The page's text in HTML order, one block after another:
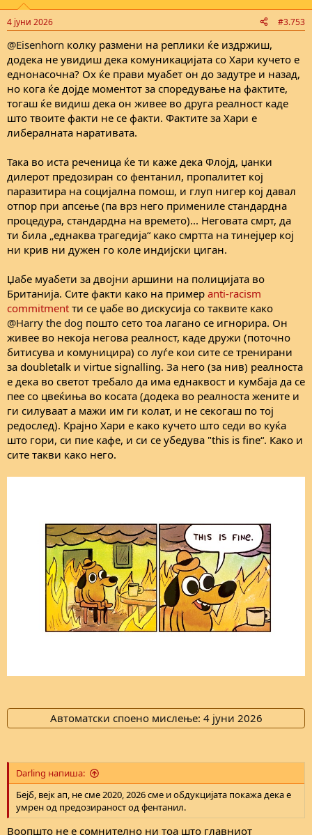
n
s
4 јуни 2026 #3.753
@Eisenhorn колку размени на реплики ќе издржиш,
додека не увидиш дека комуникацијата со Хари кучето е
еднонасочна? Ох ќе прави муабет он до задутре и назад,
но кога ќе дојде моментот за споредување на фактите,
тогаш ќе видиш дека он живее во друга реалност каде
што твоите факти не се факти. Фактите за Хари е
либералната наративата.
Така во иста реченица ќе ти каже дека Флојд, џанки
дилерот предозиран со фентанил, пропалитет кој
паразитира на социјална помош, и глуп нигер кој давал
отпор при апсење (па врз него примениле стандардна
процедура, стандардна на времето)... Неговата смрт, да
ти била „еднаква трагедија“ како смртта на тинејџер кој
ни крив ни дужен го коле индијски циган.
Џабе муабети за двојни аршини на полицијата во
Британија. Сите факти како на пример anti-racism
commitment ти се џабе во дискусија со таквите како
@Harry the dog пошто сето тоа лагано се игнорира. Он
живее во некоја негова реалност, каде дружи (поточно
битисува и комуницира) со луѓе кои сите се тренирани
за doubletalk и virtue signalling. За него (за нив) реалноста
е дека во светот требало да има еднаквост и кумбаја да се
пее со цвеќиња во косата (додека во реалноста жените и
ги силуваат а мажи им ги колат, и не секогаш по тој
редослед). Крајно Хари е како кучето што седи во куќа
што гори, си пие кафе, и си се убедува "this is fine“. Како и
сите такви како него.
Автоматски споено мислење: 4 јуни 2026
Darling напиша:
Бејб, вејк ап, не сме 2020, 2026 сме и обдукцијата покажа дека е
умрен од предозираност од фентанил.
Воопшто не е сомнително ни тоа што главниот